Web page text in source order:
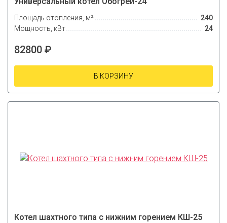
Площадь отопления, м²
240
Мощность, кВт
24
82800 ₽
В КОРЗИНУ
Котел шахтного типа с нижним горением КШ-25